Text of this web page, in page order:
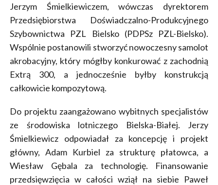
Jerzym Śmielkiewiczem, wówczas dyrektorem
Przedsiębiorstwa Doświadczalno-Produkcyjnego
Szybownictwa PZL Bielsko (PDPSz PZL-Bielsko).
Wspólnie postanowili stworzyć nowoczesny samolot
akrobacyjny, który mógłby konkurować z zachodnią
Extrą 300, a jednocześnie byłby konstrukcją
całkowicie kompozytową.
Do projektu zaangażowano wybitnych specjalistów
ze środowiska lotniczego Bielska-Białej. Jerzy
Śmielkiewicz odpowiadał za koncepcję i projekt
główny, Adam Kurbiel za strukturę płatowca, a
Wiesław Gębala za technologię. Finansowanie
przedsięwzięcia w całości wziął na siebie Paweł